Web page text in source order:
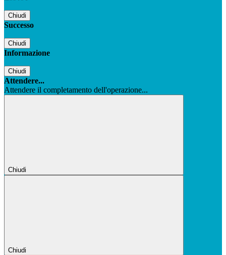
Chiudi
Successo
Chiudi
Informazione
Chiudi
Attendere...
Attendere il completamento dell'operazione...
Chiudi
Chiudi